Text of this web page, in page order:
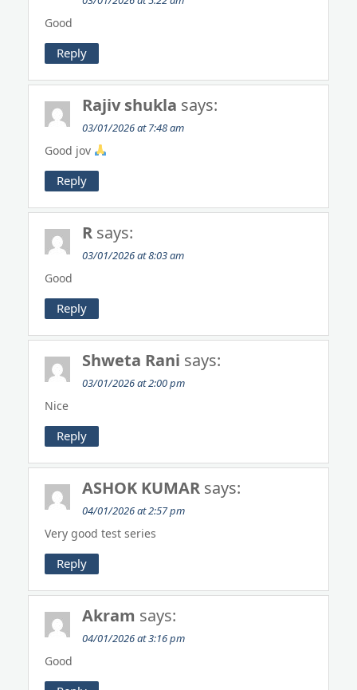
Good
Reply
Rajiv shukla says:
03/01/2026 at 7:48 am
Good jov
Reply
R says:
03/01/2026 at 8:03 am
Good
Reply
Shweta Rani says:
03/01/2026 at 2:00 pm
Nice
Reply
ASHOK KUMAR says:
04/01/2026 at 2:57 pm
Very good test series
Reply
Akram says:
04/01/2026 at 3:16 pm
Good